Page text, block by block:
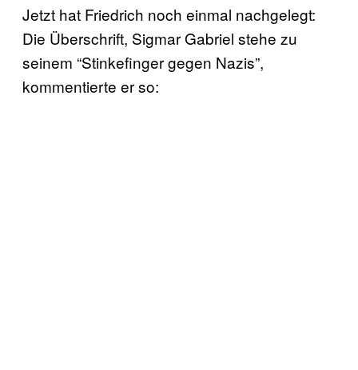
Jetzt hat Friedrich noch einmal nachgelegt:
Die Überschrift, Sigmar Gabriel stehe zu
seinem “Stinkefinger gegen Nazis”,
kommentierte er so: